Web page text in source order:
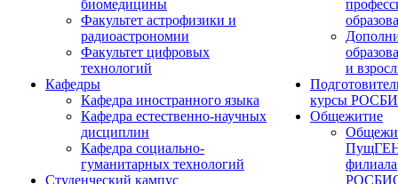
биомедицины
Факультет астрофизики и
радиоастрономии
Факультет цифровых
технологий
Кафедры
Кафедра иностранного языка
Кафедра естественно-научных
дисциплин
Кафедра социально-
гуманитарных технологий
Студенческий кампус
и
курсы
Общежитие
филиала